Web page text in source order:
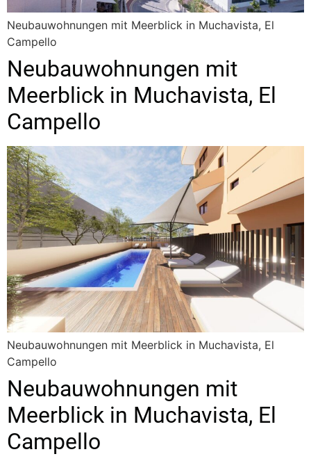
Neubauwohnungen mit Meerblick in Muchavista, El
Campello
Neubauwohnungen mit
Meerblick in Muchavista, El
Campello
Neubauwohnungen mit Meerblick in Muchavista, El
Campello
Neubauwohnungen mit
Meerblick in Muchavista, El
Campello